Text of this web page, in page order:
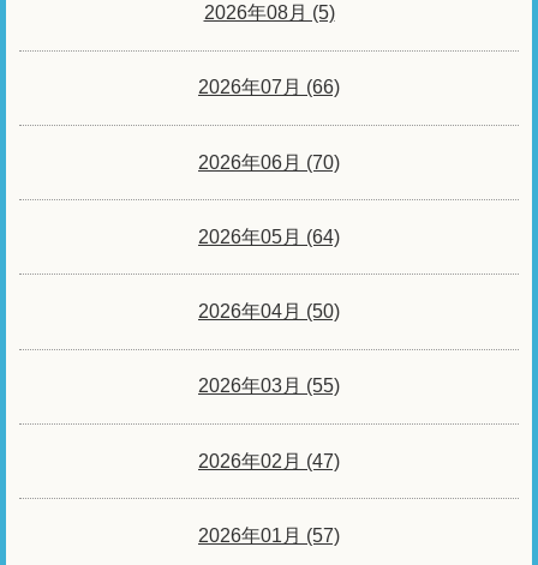
2026年08月 (5)
2026年07月 (66)
2026年06月 (70)
2026年05月 (64)
2026年04月 (50)
2026年03月 (55)
2026年02月 (47)
2026年01月 (57)